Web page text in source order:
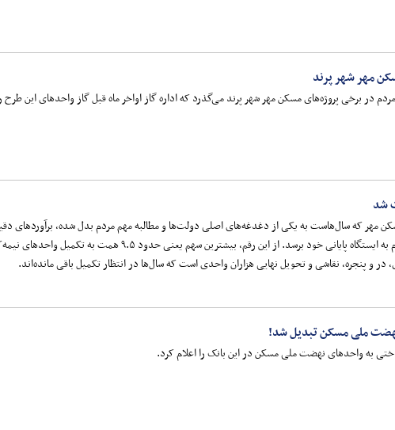
مهر شهر پرند
شد
اعتبار نیاز است تا این طرح ناتمام به ایستگاه پایانی خود
در و پنجره، نقاشی و تحویل نهایی هزاران واحدی است که سال‌ها در انتظار تکمیل باقی مانده‌اند.
ملی مسکن تبدیل شد!
به واحدهای نهضت ملی مسکن در این بانک را اعلام کرد.